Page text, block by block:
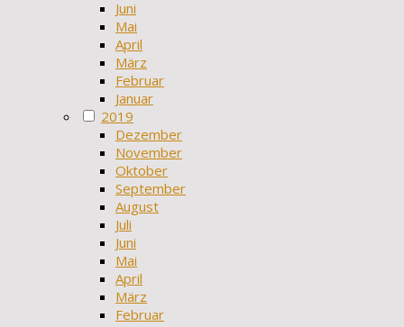
Juni
Mai
April
März
Februar
Januar
2019
Dezember
November
Oktober
September
August
Juli
Juni
Mai
April
März
Februar